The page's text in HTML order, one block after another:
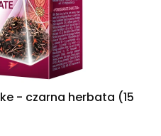
- czarna herbata (15